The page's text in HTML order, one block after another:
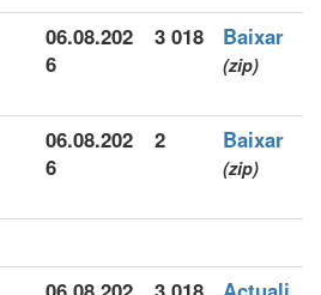
06.08.202
6
3 018 Baixar
(zip)
06.08.202
6
2 Baixar
(zip)